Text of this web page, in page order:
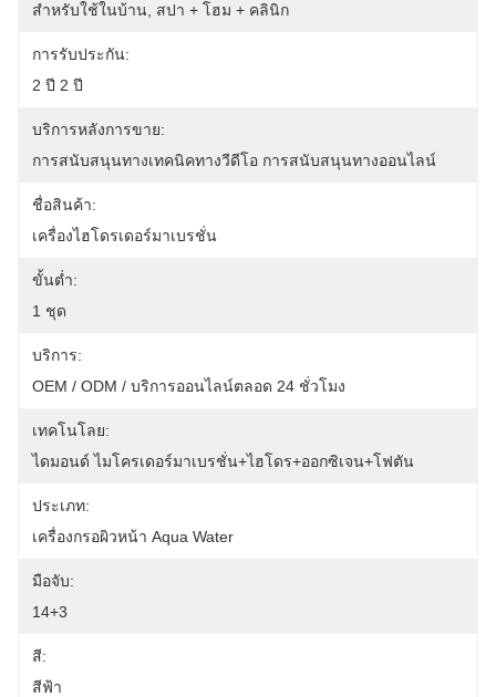
สำหรับใช้ในบ้าน, สปา + โฮม + คลินิก
การรับประกัน:
2 ปี 2 ปี
บริการหลังการขาย:
การสนับสนุนทางเทคนิคทางวีดีโอ การสนับสนุนทางออนไลน์
ชื่อสินค้า:
เครื่องไฮโดรเดอร์มาเบรชั่น
ขั้นต่ำ:
1 ชุด
บริการ:
OEM / ODM / บริการออนไลน์ตลอด 24 ชั่วโมง
เทคโนโลย:
ไดมอนด์ ไมโครเดอร์มาเบรชั่น+ไฮโดร+ออกซิเจน+โฟตัน
ประเภท:
เครื่องกรอผิวหน้า Aqua Water
มือจับ:
14+3
สี:
สีฟ้า